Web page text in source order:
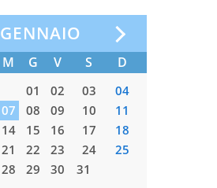
GENNAIO
M G V S D
01 02 03
04
07 08 09 10
11
14 15 16 17
18
21 22 23 24
25
28 29 30 31